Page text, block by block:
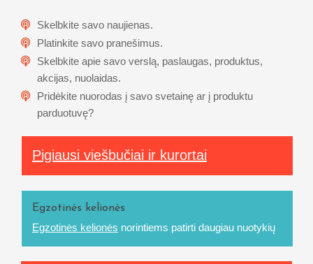
Skelbkite savo naujienas.
Platinkite savo pranešimus.
Skelbkite apie savo verslą, paslaugas, produktus,
akcijas, nuolaidas.
Pridėkite nuorodas į savo svetainę ar į produktu
parduotuvę?
Pigiausi viešbučiai ir kurortai
Egzotinės kelionės
Egzotinės kelionės norintiems patirti daugiau nuotykių